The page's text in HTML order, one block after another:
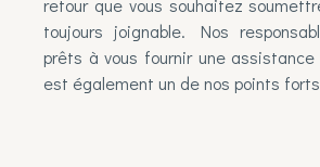
retour que vous souhaitez
toujours joignable. Nos
prêts à vous fournir une
est également un de nos points